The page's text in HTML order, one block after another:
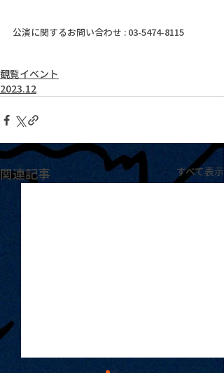
公演に関するお問い合わせ : 03-5474-8115
観覧イベント
2023.12
関連記事 すべて表示